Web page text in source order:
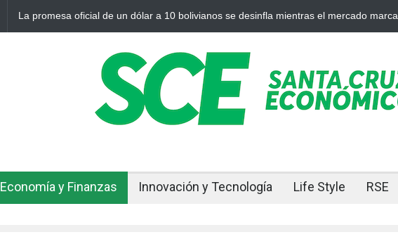
La promesa oficial de un dólar a 10 bolivianos se desinfla mientras el mercado marca
Economía y Finanzas Innovación y Tecnología Life Style RSE